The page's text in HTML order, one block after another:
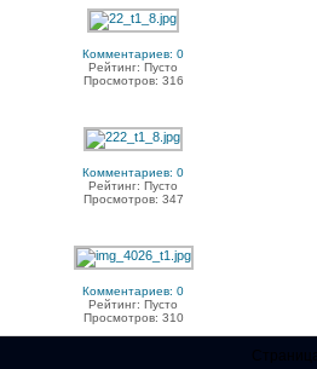
Комментариев: 0
Рейтинг: Пусто
Просмотров: 316
Комментариев: 0
Рейтинг: Пусто
Просмотров: 347
Комментариев: 0
Рейтинг: Пусто
Просмотров: 310